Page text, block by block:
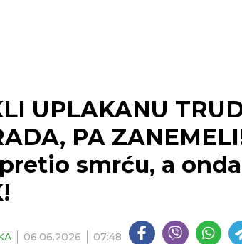
UPLAKANU
PA
smrću, a
06.06.2026 07:48